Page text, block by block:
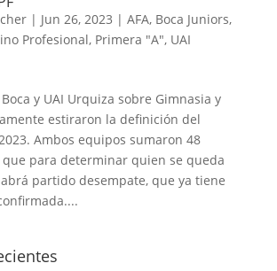
| Jun 26, 2023 | AFA, Boca Juniors,
Profesional, Primera "A", UAI
y UAI Urquiza sobre Gimnasia y
estiraron la definición del
Ambos equipos sumaron 48
para determinar quien se queda
partido desempate, que ya tiene